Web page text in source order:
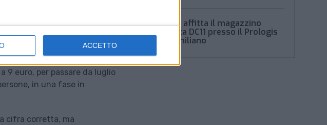
ACCETTO
alla Fit Cisl – e che
chiave dell’accordo è il
all’anno per lavoratore. Tra
9 euro, per passare da luglio
in una fase in
cifra corretta, ma
Condor affitta il magazzino
Piacenza DC11 presso il Prologis
Park emiliano